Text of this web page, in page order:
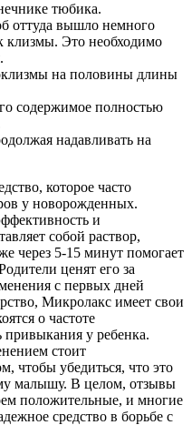
тюбика.
оттуда вышло немного
клизмы. Это необходимо
на половины длины
содержимое полностью
надавливать на
которое часто
у новорожденных.
и
собой раствор,
через 5-15 минут помогает
ценят его за
с первых дней
Микролакс имеет свои
о частоте
привыкания у ребенка.
стоит
чтобы убедиться, что это
малышу. В целом, отзывы
положительные, и многие
средство в борьбе с